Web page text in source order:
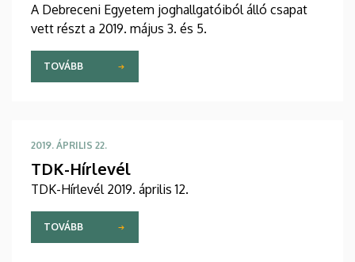
A Debreceni Egyetem joghallgatóiból álló csapat
vett részt a 2019. május 3. és 5.
TOVÁBB
2019. ÁPRILIS 22.
TDK-Hírlevél
TDK-Hírlevél 2019. április 12.
TOVÁBB